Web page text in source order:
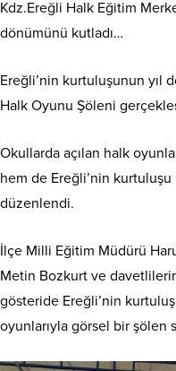
Kdz.Ereğli Halk Eğitim
dönümünü kutladı…
Ereğli’nin kurtuluşunun yıl
Halk Oyunu Şöleni
Okullarda açılan halk
hem de Ereğli’nin
düzenlendi.
İlçe Milli Eğitim Müdürü
Metin Bozkurt ve
gösteride Ereğli’nin
oyunlarıyla görsel bir şölen